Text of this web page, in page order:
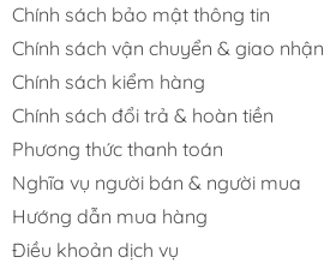
Chính sách bảo mật thông tin
Chính sách vận chuyển & giao nhận
Chính sách kiểm hàng
Chính sách đổi trả & hoàn tiền
Phương thức thanh toán
Nghĩa vụ người bán & người mua
Hướng dẫn mua hàng
Điều khoản dịch vụ